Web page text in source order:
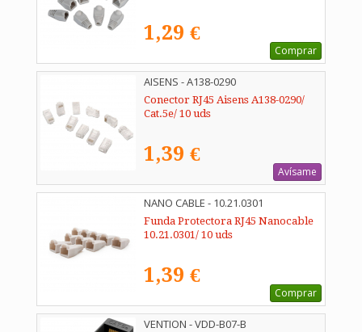
1,29 €
Comprar
AISENS - A138-0290
Conector RJ45 Aisens A138-0290/
Cat.5e/ 10 uds
1,39 €
Avísame
NANO CABLE - 10.21.0301
Funda Protectora RJ45 Nanocable
10.21.0301/ 10 uds
1,39 €
Comprar
VENTION - VDD-B07-B